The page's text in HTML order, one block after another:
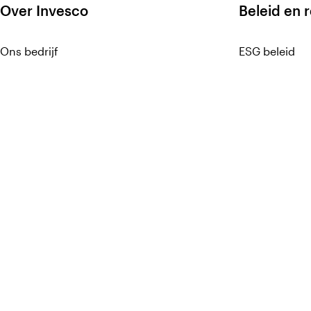
Over Invesco
Ons bedrijf
Beleid en
ESG beleid